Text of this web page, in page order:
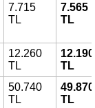
7.715
TL
7.565
TL
12.260
TL
12.190
TL
50.740
TL
49.870
TL